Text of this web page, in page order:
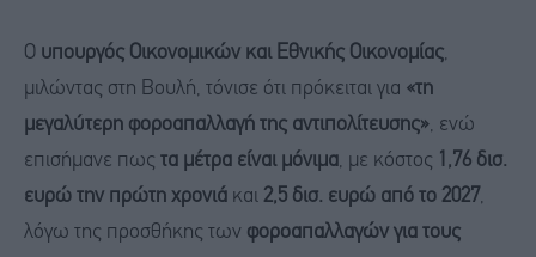
Ο υπουργός Οικονομικών και Εθνικής Οικονομίας,
μιλώντας στη Βουλή, τόνισε ότι πρόκειται για «τη
μεγαλύτερη φοροαπαλλαγή της αντιπολίτευσης», ενώ
επισήμανε πως τα μέτρα είναι μόνιμα, με κόστος
1,76 δισ.
ευρώ την πρώτη χρονιά και 2,5 δισ. ευρώ από το 2027,
λόγω της προσθήκης των φοροαπαλλαγών για τους